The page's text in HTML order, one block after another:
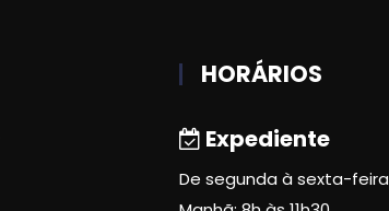
HORÁRIOS
Expediente
De segunda à sexta-feira